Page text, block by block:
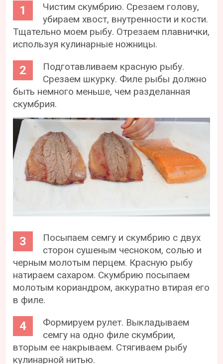
Чистим скумбрию. Срезаем голову,
убираем хвост, внутренности и кости.
Тщательно моем рыбу. Отрезаем плавнички,
используя кулинарные ножницы.
Подготавливаем красную рыбу.
Срезаем шкурку. Филе рыбы должно
быть немного меньше, чем разделанная
скумбрия.
Посыпаем семгу и скумбрию с двух
сторон сушеным чесноком, солью и
черным молотым перцем. Красную рыбу
натираем сахаром. Скумбрию посыпаем
молотым кориандром, аккуратно втирая его
в филе.
Формируем рулет. Выкладываем
семгу на одно филе скумбрии,
вторым ее накрываем. Стягиваем рыбу
кулинарной нитью.